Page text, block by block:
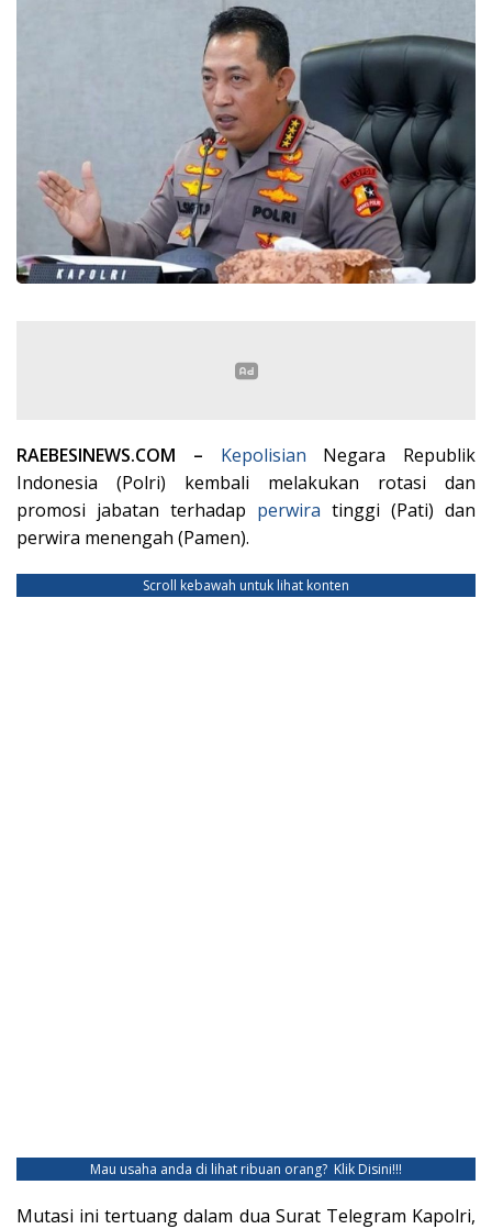
RAEBESINEWS.COM – Kepolisian Negara Republik
Indonesia (Polri) kembali melakukan rotasi dan
promosi jabatan terhadap perwira tinggi (Pati) dan
perwira menengah (Pamen).
Scroll kebawah untuk lihat konten
Mau usaha anda di lihat ribuan orang? Klik Disini!!!
Mutasi ini tertuang dalam dua Surat Telegram Kapolri,